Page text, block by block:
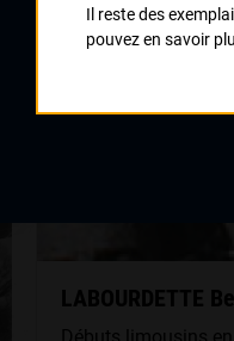
LABOURDETTE
Il reste des
pouvez en savoir